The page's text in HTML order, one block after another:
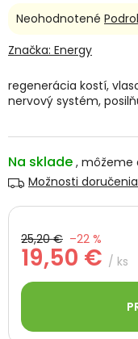
Na sklade
Možnosti doručenia
25,20 € –22 %
19,50 € / ks
Jednotková
regenerácia kostí,
nervový systém,
Priemerné
produktu
0,0
z
5
Neohodnotené
Značka: Energy